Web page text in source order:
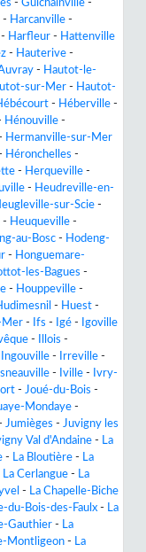
- Guichainville -
- Harcanville -
- Harfleur - Hattenville
- Hauterive -
- Hautot-le-
sur-Mer - Hautot-
- Héberville -
Hénouville -
Hermanville-sur-Mer
Héronchelles -
- Herqueville -
- Heudreville-en-
sur-Scie -
- Heuqueville -
au-Bosc - Hodeng-
- Honguemare-
les-Bagues -
- Houppeville -
- Huest -
Mer - Ifs - Igé -
Igoville
- Illois -
Ingouville - Irreville -
Isneauville - Iville -
Ivry-
- Joué-du-Bois -
Mondaye -
Jumièges - Juvigny les
Val d'Andaine - La
- La Bloutière - La
La Cerlangue - La
- La Chapelle-Biche
du-Bois-des-Faulx - La
Gauthier - La
Montligeon - La